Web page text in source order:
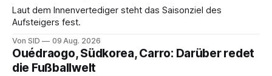
Laut dem Innenvertediger steht das Saisonziel des
Aufsteigers fest.
Von SID 09 Aug. 2026
Ouédraogo, Südkorea, Carro: Darüber redet
die Fußballwelt